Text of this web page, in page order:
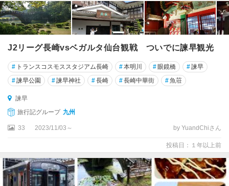
J2リーグ長崎vsベガルタ仙台観戦 ついでに諫早観光
# トランスコスモススタジアム長崎 #本明川 #眼鏡橋 #諫早
#諫早公園 #諫早神社 #長崎 #長崎中華街 #魚荘
諫早
旅行記グループ 九州
33 2023/11/03～ by YuandChiさん
投稿日：１年以上前